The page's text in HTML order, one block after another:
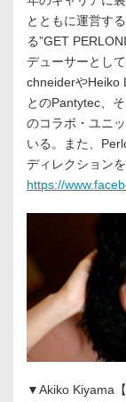
とともに運営す
る”GET
デューサーとし
chneiderやHeiko
とのPantytec、
のコラボ・ユニ
いる。また、
ディレクション
https://
▼Akiko Kiyama【